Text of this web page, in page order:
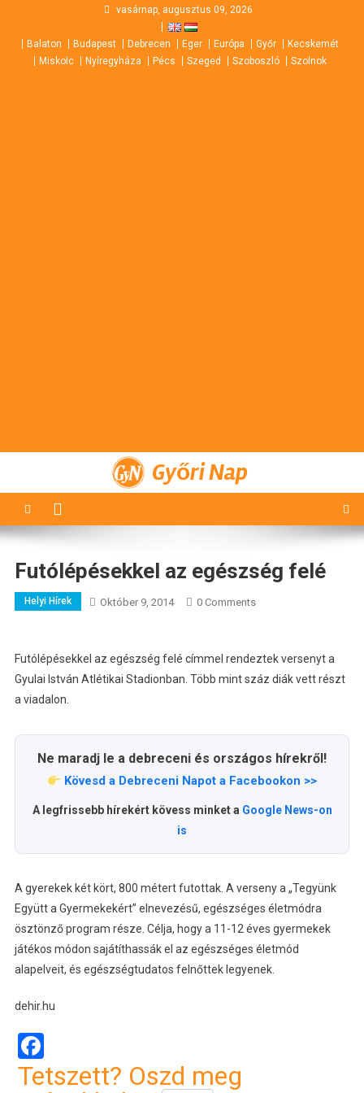
content
vasárnap, augusztus 09, 2026
Balaton Budapest Debrecen Eger Európa Győr
Kecskemét
Miskolc
Nyíregyháza Pécs Szeged Szoboszló Szolnok
Győri Nap
Futólépésekkel az egészség felé
Helyi Hírek Október 9, 2014 0 Comments
Futólépésekkel az egészség felé címmel rendeztek versenyt a
Gyulai István Atlétikai Stadionban. Több mint száz diák vett részt
a viadalon.
Ne maradj le a debreceni és országos hírekről!
Kövesd a Debreceni Napot a Facebookon >>
A legfrissebb hírekért kövess minket a Google News-on
is
A gyerekek két kört, 800 métert futottak. A verseny a „Tegyünk
Együtt a Gyermekekért” elnevezésű, egészséges életmódra
ösztönző program része. Célja, hogy a 11-12 éves gyermekek
játékos módon sajátíthassák el az egészséges életmód
alapelveit, és egészségtudatos felnőttek legyenek.
dehir.hu
Facebook
Tetszett? Oszd meg